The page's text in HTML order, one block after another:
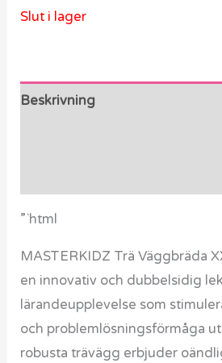
Slut i lager
Beskrivning
”`html
MASTERKIDZ Trä Väggbräda
en innovativ och dubbelsidig
lärandeupplevelse som
och problemlösningsförmåga
robusta trävägg erbjuder